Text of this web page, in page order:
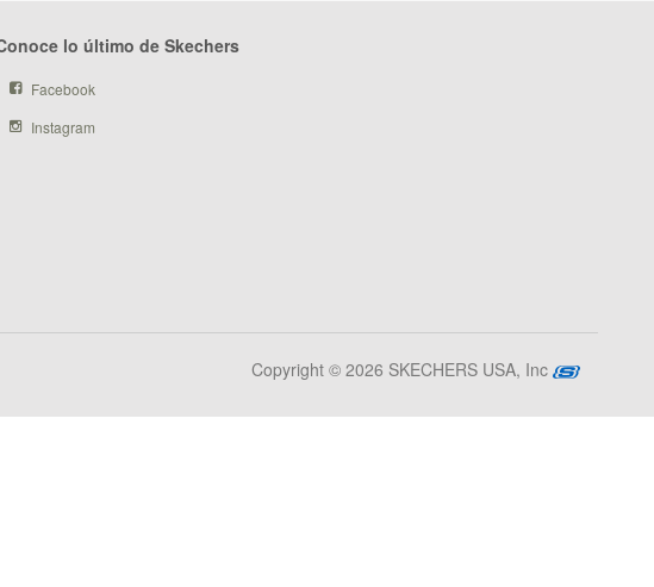
lo último de Skechers
Facebook
Instagram
Copyright © 2026 SKECHERS USA, Inc